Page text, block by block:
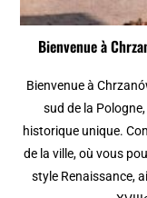
Bienvenue à
Bienvenue à
sud de la
historique unique.
de la ville, où vous
style Renaissance,